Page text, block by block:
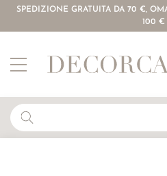
SPEDIZIONE GRATUITA DA 70 €,
100 €